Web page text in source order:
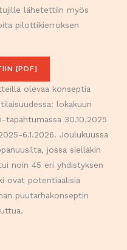
lähetettiin myös
pilottikierroksen
[PDF]
olevaa konseptia
lokakuun
30.10.2025
6.1.2026. Joulukuussa
jossa sielläkin
noin 45 eri yhdistyksen
ovat potentiaalisia
puutarhakonseptin